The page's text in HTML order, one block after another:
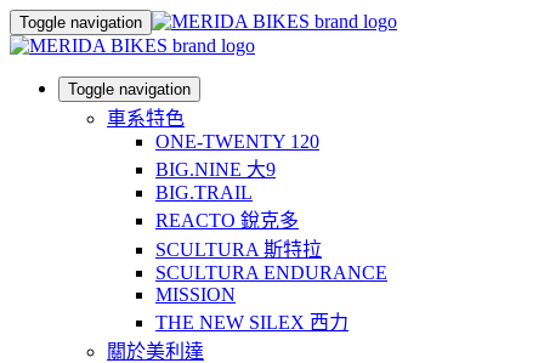
Toggle navigation
Toggle navigation
車系特色
ONE-TWENTY 120
BIG.NINE 大9
BIG.TRAIL
REACTO 銳克多
SCULTURA 斯特拉
SCULTURA ENDURANCE
MISSION
THE NEW SILEX 西力
關於美利達